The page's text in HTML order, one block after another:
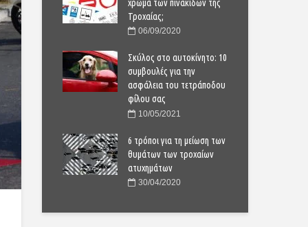
το ηλεκτρικό,
Solaris
ταξί και
χρώμα των πινακίδων της
Τροχαίας;
06/09/2020
Σκύλος στο αυτοκίνητο: 10
συμβουλές για την
ασφάλεια του τετράποδου
φίλου σας
10/05/2021
6 τρόποι για τη μείωση των
θυμάτων των τροχαίων
ατυχημάτων
30/04/2020